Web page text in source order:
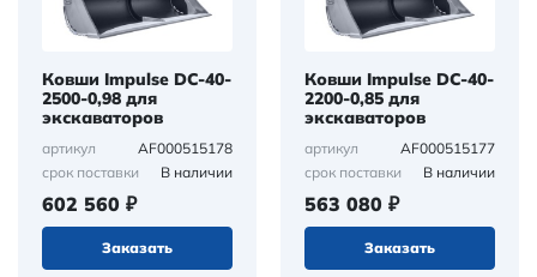
Ковши Impulse DC-40-
2500-0,98 для
экскаваторов
артикул
AF000515178
срок поставки
В наличии
602 560 ₽
Заказать
Ковши Impulse DC-40-
2200-0,85 для
экскаваторов
артикул
AF000515177
срок поставки
В наличии
563 080 ₽
Заказать